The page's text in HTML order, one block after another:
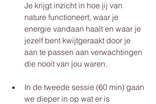
Je krijgt inzicht in hoe jij van
nature functioneert, waar je
energie vandaan haalt en waar je
jezelf bent kwijtgeraakt door je
aan te passen aan verwachtingen
die nooit van jou waren.
In de tweede sessie (60 min) gaan
we dieper in op wat er is